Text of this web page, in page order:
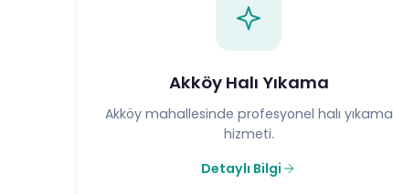
Akköy Halı Yıkama
Akköy mahallesinde profesyonel halı yıkama
hizmeti.
Detaylı Bilgi